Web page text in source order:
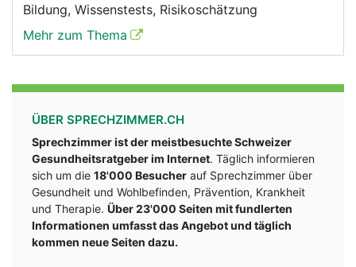
Bildung, Wissenstests, Risikoschätzung
Mehr zum Thema
ÜBER SPRECHZIMMER.CH
Sprechzimmer ist der meistbesuchte Schweizer
Gesundheitsratgeber im Internet. Täglich informieren
sich um die 18'000 Besucher auf Sprechzimmer über
Gesundheit und Wohlbefinden, Prävention, Krankheit
und Therapie. Über 23'000 Seiten mit fundlerten
Informationen umfasst das Angebot und täglich
kommen neue Seiten dazu.